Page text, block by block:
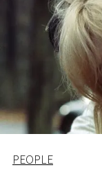
PEOPLE